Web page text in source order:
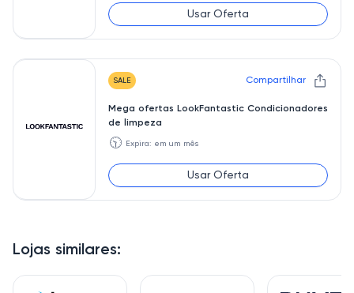
Lojas similares:
Usar Oferta
SALE Compartilhar
Mega ofertas LookFantastic Condicionadores
de limpeza
🕥 Expira: em um mês
Usar Oferta